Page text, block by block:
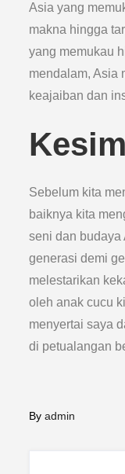
Asia yang
makna hingga
yang memukau
mendalam, Asia
keajaiban dan
Sebelum kita
baiknya kita
seni dan budaya
generasi demi
melestarikan
oleh anak cucu
menyertai saya
di petualangan
Byadmin